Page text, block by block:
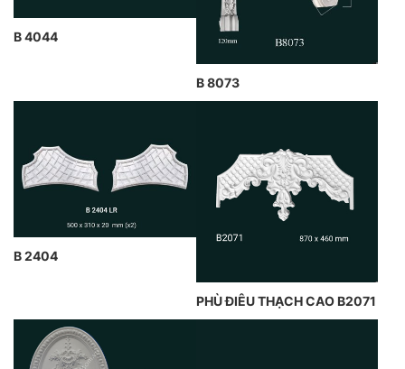
B 4044
B 8073
B 2404
PHÙ ĐIÊU THẠCH CAO B2071